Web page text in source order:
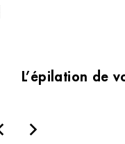
L’épilation de